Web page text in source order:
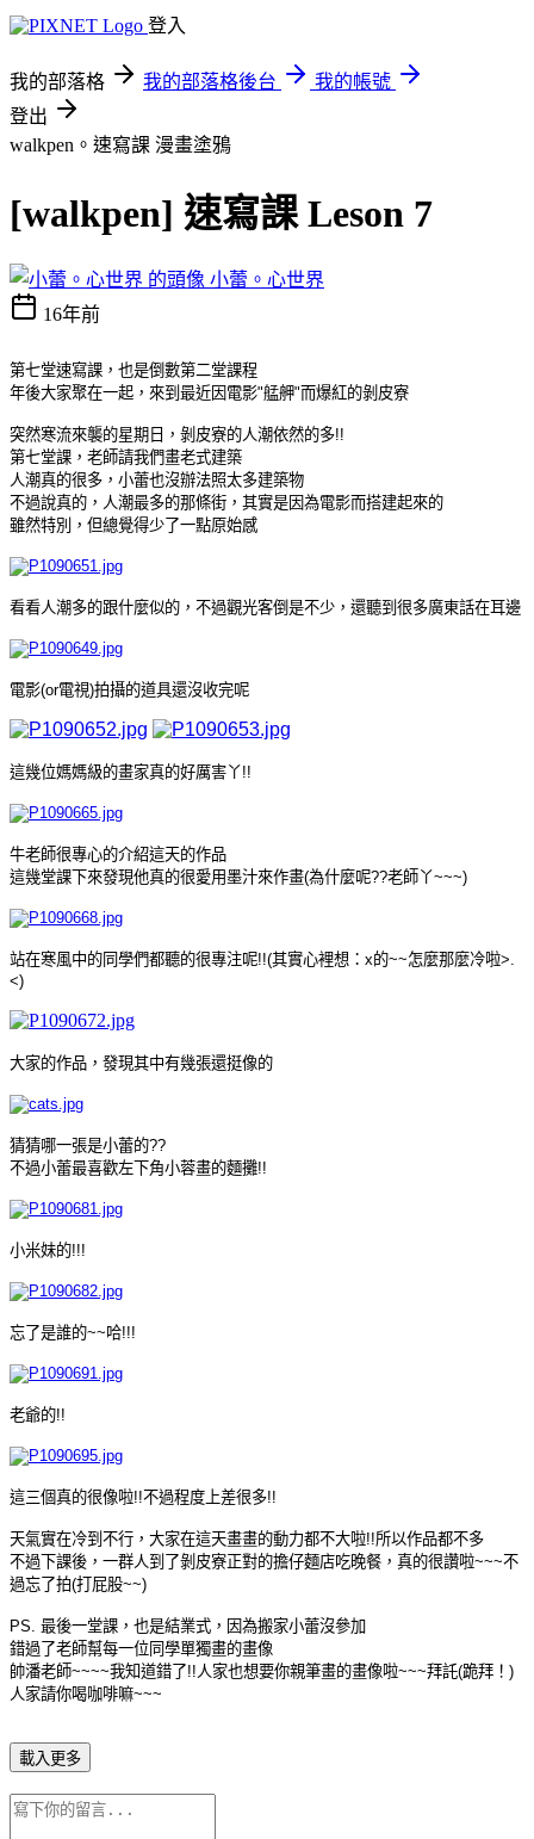
登入
我的部落格 我的部落格後台
我的帳號
登出
walkpen。速寫課 漫畫塗鴉
[walkpen] 速寫課 Leson 7
小蕾。心世界
16年前
第七堂速寫課，也是倒數第二堂課程
年後大家聚在一起，來到最近因電影"艋舺"而爆紅的剝皮寮
突然寒流來襲的星期日，剝皮寮的人潮依然的多!!
第七堂課，老師請我們畫老式建築
人潮真的很多，小蕾也沒辦法照太多建築物
不過說真的，人潮最多的那條街，其實是因為電影而搭建起來的
雖然特別，但總覺得少了一點原始感
看看人潮多的跟什麼似的，不過觀光客倒是不少，還聽到很多廣東話在耳邊
電影(or電視)拍攝的道具還沒收完呢
這幾位媽媽級的畫家真的好厲害丫!!
牛老師很專心的介紹這天的作品
這幾堂課下來發現他真的很愛用墨汁來作畫(為什麼呢??老師丫~~~)
站在寒風中的同學們都聽的很專注呢!!(其實心裡想：x的~~怎麼那麼冷啦>.
<)
大家的作品，發現其中有幾張還挺像的
猜猜哪一張是小蕾的??
不過小蕾最喜歡左下角小蓉畫的麵攤!!
小米妹的!!!
忘了是誰的~~哈!!!
老爺的!!
這三個真的很像啦!!不過程度上差很多!!
天氣實在冷到不行，大家在這天畫畫的動力都不大啦!!所以作品都不多
不過下課後，一群人到了剝皮寮正對的擔仔麵店吃晚餐，真的很讚啦~~~不
過忘了拍(打屁股~~)
PS. 最後一堂課，也是結業式，因為搬家小蕾沒參加
錯過了老師幫每一位同學單獨畫的畫像
帥潘老師~~~~我知道錯了!!人家也想要你親筆畫的畫像啦~~~拜託(跪拜！)
人家請你喝咖啡嘛~~~
載入更多